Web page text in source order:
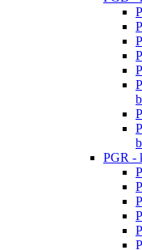
PGR -